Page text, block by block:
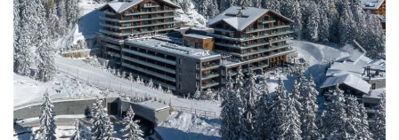
Previous Next